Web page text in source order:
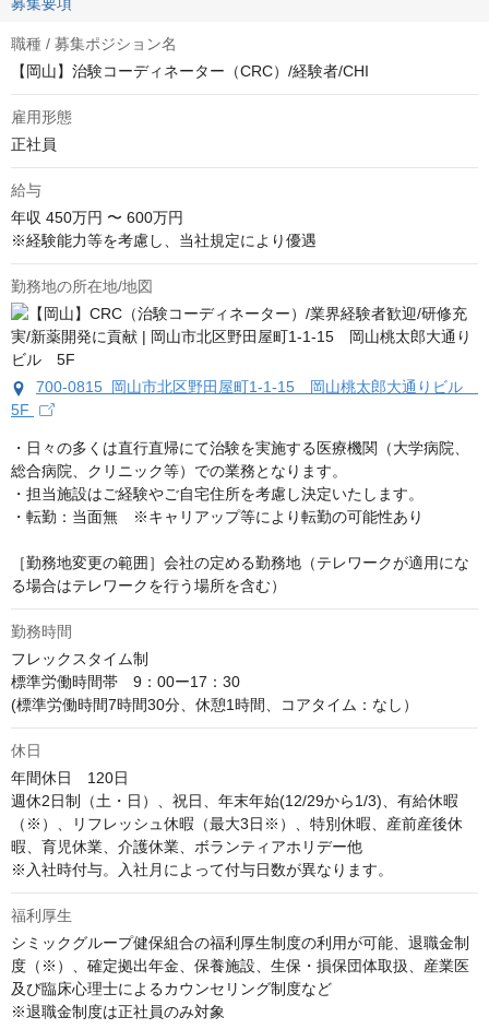
募集要項
職種 / 募集ポジション名
【岡山】治験コーディネーター（CRC）/経験者/CHI
雇用形態
正社員
給与
年収 450万円 〜 600万円
※経験能力等を考慮し、当社規定により優遇
勤務地の所在地/地図
700-0815 岡山市北区野田屋町1-1-15 岡山桃太郎大通りビル
5F
・日々の多くは直行直帰にて治験を実施する医療機関（大学病院、
総合病院、クリニック等）での業務となります。
・担当施設はご経験やご自宅住所を考慮し決定いたします。
・転勤：当面無　※キャリアップ等により転勤の可能性あり
［勤務地変更の範囲］会社の定める勤務地（テレワークが適用にな
る場合はテレワークを行う場所を含む）
勤務時間
フレックスタイム制
標準労働時間帯　9：00ー17：30
(標準労働時間7時間30分、休憩1時間、コアタイム：なし）
休日
年間休日　120日
週休2日制（土・日）、祝日、年末年始(12/29から1/3)、有給休暇
（※）、リフレッシュ休暇（最大3日※）、特別休暇、産前産後休
暇、育児休業、介護休業、ボランティアホリデー他
※入社時付与。入社月によって付与日数が異なります。
福利厚生
シミックグループ健保組合の福利厚生制度の利用が可能、退職金制
度（※）、確定拠出年金、保養施設、生保・損保団体取扱、産業医
及び臨床心理士によるカウンセリング制度など
※退職金制度は正社員のみ対象